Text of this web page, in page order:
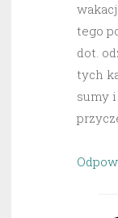
tego
dot.
tych
sumy